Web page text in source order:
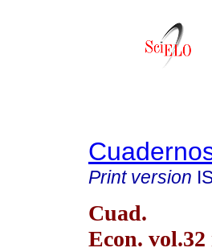
Print version
Cuad.
Econ. vol.32